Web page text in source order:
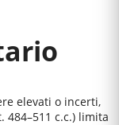
elevati o incerti,
c.c.) limita